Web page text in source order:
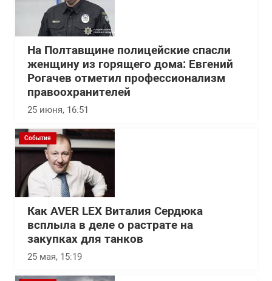
На Полтавщине полицейские спасли
женщину из горящего дома: Евгений
Рогачев отметил профессионализм
правоохранителей
25 июня, 16:51
События
Как AVER LEX Виталия Сердюка
всплыла в деле о растрате на
закупках для танков
25 мая, 15:19